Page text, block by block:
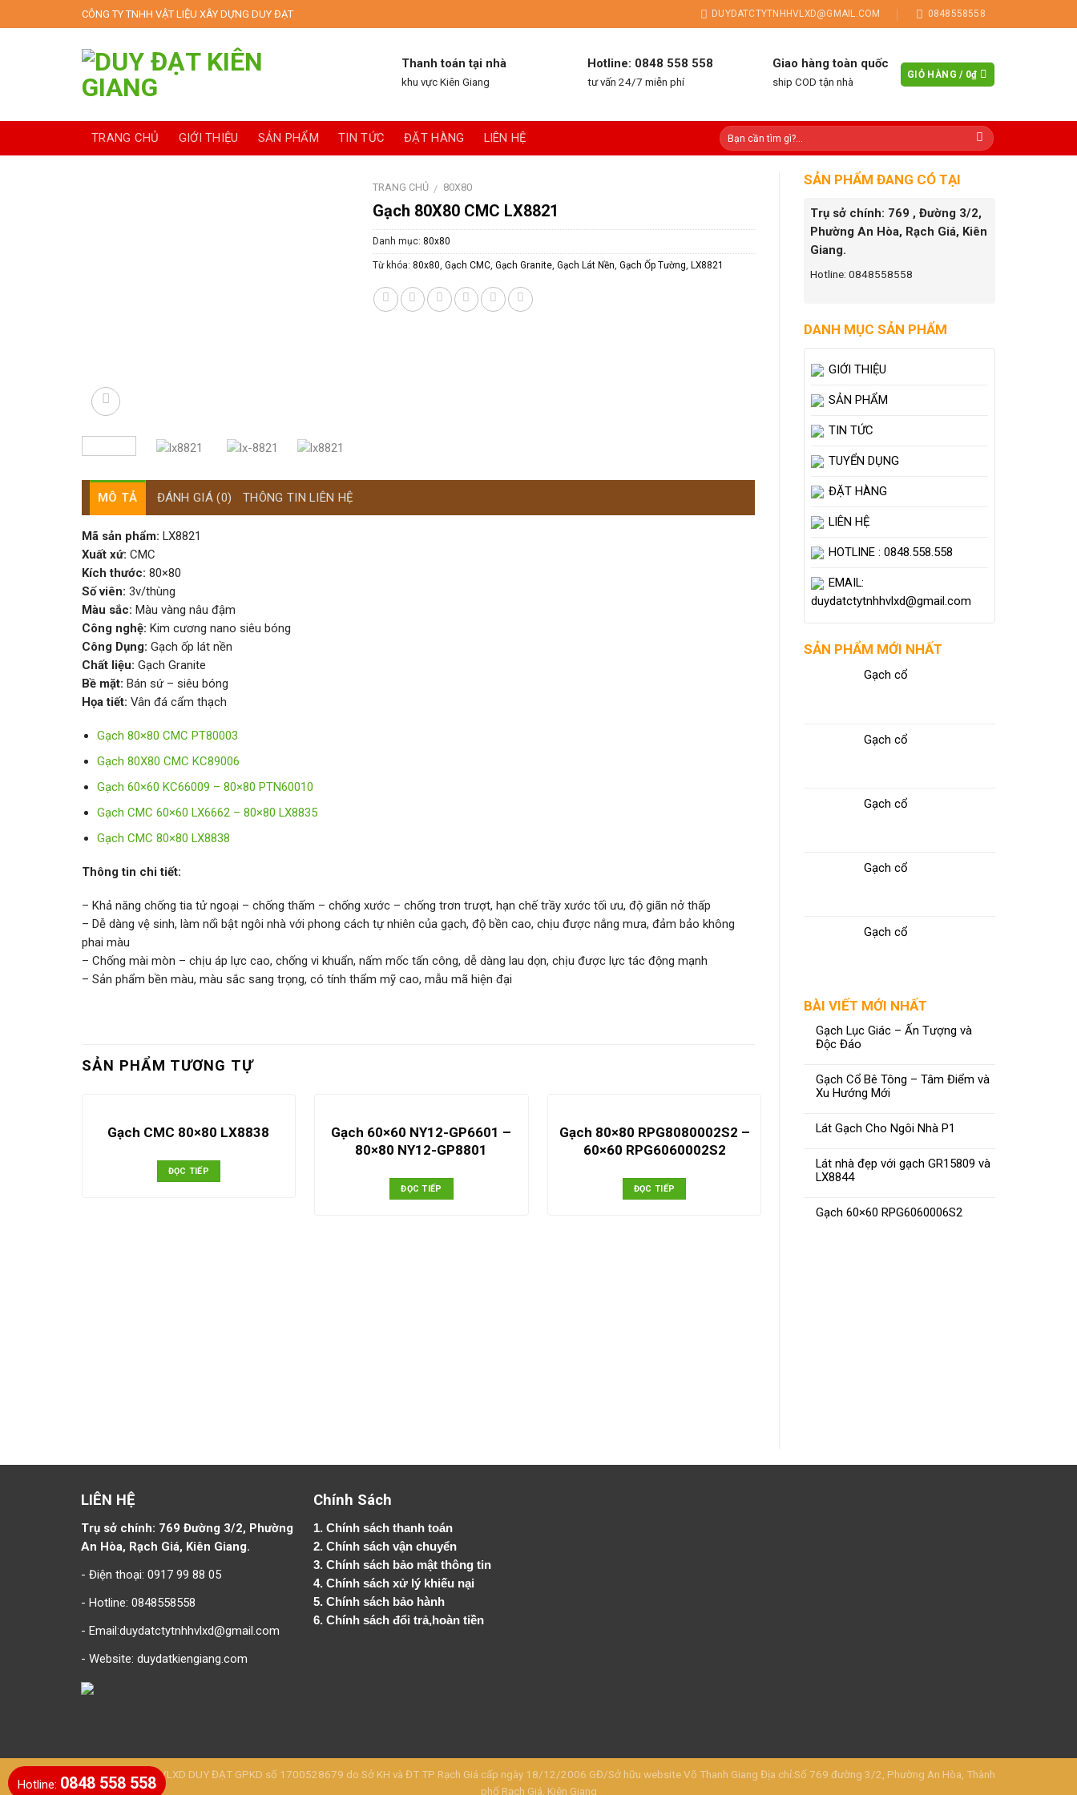
to
CÔNG TY TNHH VẬT LIỆU XÂY DỰNG DUY ĐẠT DUYDATCTYTNHHVLXD@GMAIL.COM 0848558558
Thanh toán tại nhà
khu vực Kiên Giang
Hotline: 0848 558 558
tư vấn 24/7 miễn phí
Giao hàng toàn quốc
ship COD tận nhà
GIỎ HÀNG / 0₫
TRANG CHỦ GIỚI THIỆU SẢN PHẨM TIN TỨC ĐẶT HÀNG LIÊN HỆ
TRANG CHỦ / 80X80
Gạch 80X80 CMC LX8821
Danh mục: 80x80
Từ khóa: 80x80, Gạch CMC, Gạch Granite, Gạch Lát Nền, Gạch Ốp Tường, LX8821
MÔ TẢ ĐÁNH GIÁ (0) THÔNG TIN LIÊN HỆ
Mã sản phẩm: LX8821
Xuất xứ: CMC
Kích thước: 80×80
Số viên: 3v/thùng
Màu sắc: Màu vàng nâu đậm
Công nghệ: Kim cương nano siêu bóng
Công Dụng: Gạch ốp lát nền
Chất liệu: Gạch Granite
Bề mặt: Bán sứ – siêu bóng
Họa tiết: Vân đá cẩm thạch
Gạch 80×80 CMC PT80003
Gạch 80X80 CMC KC89006
Gạch 60×60 KC66009 – 80×80 PTN60010
Gạch CMC 60×60 LX6662 – 80×80 LX8835
Gạch CMC 80×80 LX8838
Thông tin chi tiết:
– Khả năng chống tia tử ngoại – chống thấm – chống xước – chống trơn trượt, hạn chế trầy xước tối ưu, độ giãn nở thấp
– Dễ dàng vệ sinh, làm nổi bật ngôi nhà với phong cách tự nhiên của gạch, độ bền cao, chịu được nắng mưa, đảm bảo không
phai màu
– Chống mài mòn – chịu áp lực cao, chống vi khuẩn, nấm mốc tấn công, dễ dàng lau dọn, chịu được lực tác động mạnh
– Sản phẩm bền màu, màu sắc sang trọng, có tính thẩm mỹ cao, mẫu mã hiện đại
SẢN PHẨM TƯƠNG TỰ
Gạch CMC 80×80 LX8838
ĐỌC TIẾP
Gạch 60×60 NY12-GP6601 –
80×80 NY12-GP8801
ĐỌC TIẾP
Gạch 80×80 RPG8080002S2 –
60×60 RPG6060002S2
ĐỌC TIẾP
Gạch 80×80 CMC LX8820
ĐỌC TIẾP
SẢN PHẨM ĐANG CÓ TẠI
Trụ sở chính: 769 , Đường 3/2,
Phường An Hòa, Rạch Giá, Kiên
Giang.
Hotline: 0848558558
DANH MỤC SẢN PHẨM
GIỚI THIỆU
SẢN PHẨM
TIN TỨC
TUYỂN DỤNG
ĐẶT HÀNG
LIÊN HỆ
HOTLINE : 0848.558.558
EMAIL:
duydatctytnhhvlxd@gmail.com
SẢN PHẨM MỚI NHẤT
Gạch cổ
Gạch cổ
Gạch cổ
Gạch cổ
Gạch cổ
BÀI VIẾT MỚI NHẤT
Gạch Lục Giác – Ấn Tượng và
Độc Đáo
Gạch Cổ Bê Tông – Tâm Điểm và
Xu Hướng Mới
Lát Gạch Cho Ngôi Nhà P1
Lát nhà đẹp với gạch GR15809 và
LX8844
Gạch 60×60 RPG6060006S2
LIÊN HỆ
Trụ sở chính: 769 Đường 3/2, Phường
An Hòa, Rạch Giá, Kiên Giang.
- Điện thoại: 0917 99 88 05
- Hotline: 0848558558
- Email:duydatctytnhhvlxd@gmail.com
- Website: duydatkiengiang.com
Chính Sách
1.Chính sách thanh toán
2.Chính sách vận chuyển
3. Chính sách bảo mật thông tin
4.Chính sách xử lý khiếu nại
5.Chính sách bảo hành
6.Chính sách đổi trả,hoàn tiền
CÔNG TY TNHH VLXD DUY ĐẠT GPKD số 1700528679 do Sở KH và ĐT TP Rạch Giá cấp ngày 18/12/2006 GĐ/Sở hữu website Võ Thanh Giang Địa chỉ:Số 769 đường 3/2, Phường An Hòa, Thành
phố Rạch Giá, Kiên Giang
Hotline: 0848 558 558